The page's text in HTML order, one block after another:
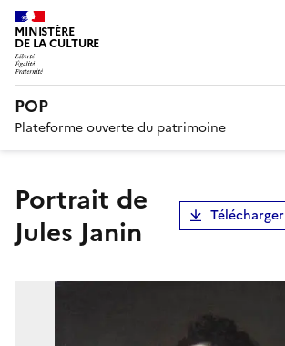
MINISTÈRE
DE LA CULTURE
POP
Plateforme ouverte du patrimoine
Portrait de
Jules Janin
Télécharger